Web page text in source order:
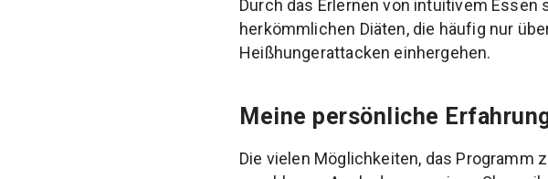
Durch das Erlernen von intuitivem
herkömmlichen Diäten, die häufig nur
Heißhungerattacken einhergehen.
Meine persönliche
Die vielen Möglichkeiten, das Programm